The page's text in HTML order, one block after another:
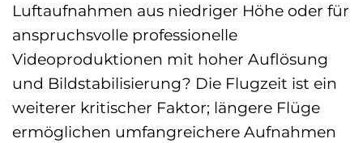
Luftaufnahmen aus niedriger Höhe oder für
anspruchsvolle professionelle
Videoproduktionen mit hoher Auflösung
und Bildstabilisierung? Die Flugzeit ist ein
weiterer kritischer Faktor; längere Flüge
ermöglichen umfangreichere Aufnahmen